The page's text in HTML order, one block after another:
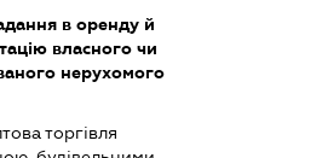
в оренду й
власного чи
нерухомого
торгівля